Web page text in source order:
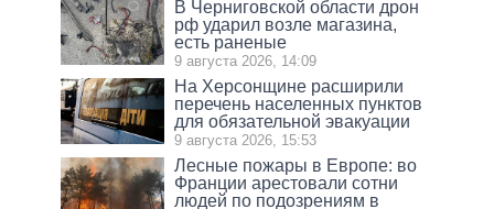
В Черниговской области дрон
рф ударил возле магазина,
есть раненые
9 августа 2026, 14:09
На Херсонщине расширили
перечень населенных пунктов
для обязательной эвакуации
9 августа 2026, 15:53
Лесные пожары в Европе: во
Франции арестовали сотни
людей по подозрениям в